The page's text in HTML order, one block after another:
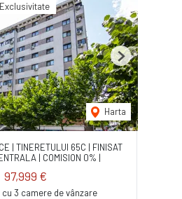
Exclusivitate
Harta
Next
| TINERETULUI 65C | FINISAT
| COMISION 0% |
97,999 €
3 camere de vânzare